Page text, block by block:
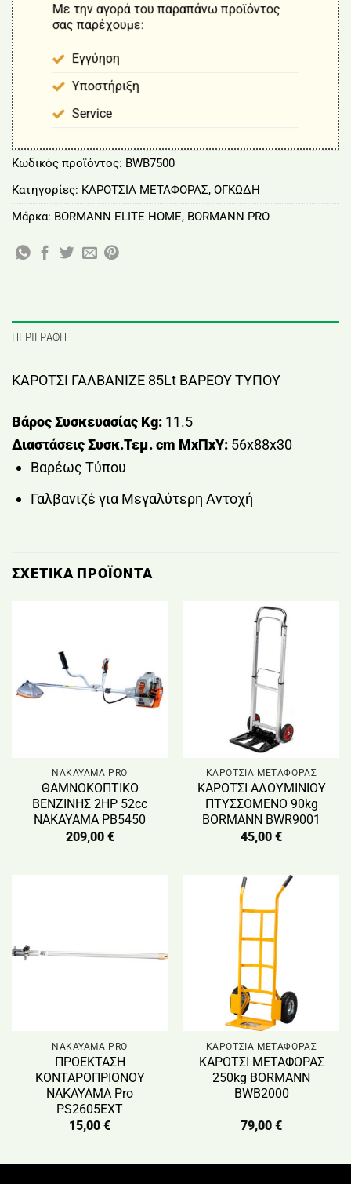
Με την αγορά του παραπάνω προϊόντος
σας παρέχουμε:
Εγγύηση
Υποστήριξη
Service
Κωδικός προϊόντος: BWB7500
Κατηγορίες: ΚΑΡΟΤΣΙΑ ΜΕΤΑΦΟΡΑΣ, ΟΓΚΩΔΗ
Μάρκα: BORMANN ELITE HOME, BORMANN PRO
ΠΕΡΙΓΡΑΦΉ
ΚΑΡΟΤΣΙ ΓΑΛΒΑΝΙΖΕ 85Lt ΒΑΡΕΟΥ ΤΥΠΟΥ
Βάρος Συσκευασίας Kg: 11.5
Διαστάσεις Συσκ.Τεμ. cm ΜxΠxΥ: 56x88x30
Βαρέως Τύπου
Γαλβανιζέ για Μεγαλύτερη Αντοχή
ΣΧΕΤΙΚΆ ΠΡΟΪΌΝΤΑ
NAKAYAMA PRO
ΘΑΜΝΟΚΟΠΤΙΚΟ
ΒΕΝΖΙΝΗΣ 2HP 52cc
ΝΑΚΑΥΑΜΑ PB5450
209,00 €
ΚΑΡΟΤΣΙΑ ΜΕΤΑΦΟΡΑΣ
ΚΑΡΟΤΣΙ ΑΛΟΥΜΙΝΙΟΥ
ΠΤΥΣΣΟΜΕΝΟ 90kg
BORMANN BWR9001
45,00 €
NAKAYAMA PRO
ΠΡΟΕΚΤΑΣΗ
ΚΟΝΤΑΡΟΠΡΙΟΝΟΥ
NAKAYAMA Pro
PS2605EXT
15,00 €
ΚΑΡΟΤΣΙΑ ΜΕΤΑΦΟΡΑΣ
ΚΑΡΟΤΣΙ ΜΕΤΑΦΟΡΑΣ
250kg BORMANN
BWB2000
79,00 €